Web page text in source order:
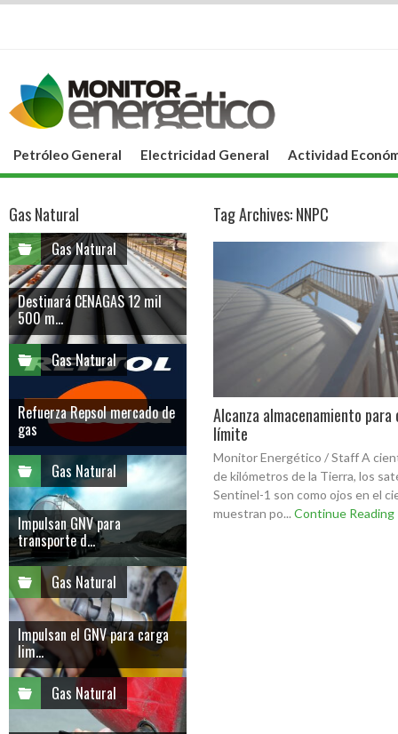
Petróleo General Electricidad General Actividad
Tag Archives:NNPC
Alcanza almacenamiento para
límite
Monitor Energético / Staff A
de kilómetros de la Tierra, los
Sentinel-1 son como ojos en el
muestran po... Continue Reading
Gas Natural
Gas Natural
Destinará CENAGAS 12 mil
500 m...
Gas Natural
Refuerza Repsol mercado de
gas
Gas Natural
Impulsan GNV para
transporte d...
Gas Natural
Impulsan el GNV para carga
lim...
Gas Natural